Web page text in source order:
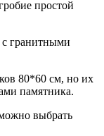
простой
гранитными
80*60 см, но их
памятника.
выбрать